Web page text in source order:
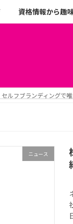
資格情報から趣
ルフブランディングで
ニュース